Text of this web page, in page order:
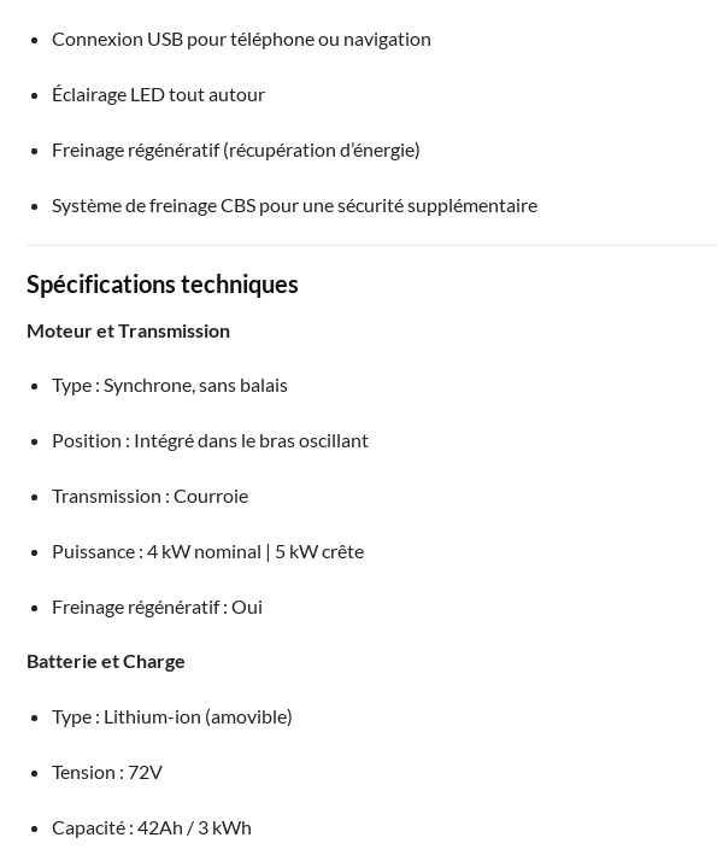
Connexion USB pour téléphone ou navigation
Éclairage LED tout autour
Freinage régénératif (récupération d’énergie)
Système de freinage CBS pour une sécurité supplémentaire
Spécifications techniques
Moteur et Transmission
Type : Synchrone, sans balais
Position : Intégré dans le bras oscillant
Transmission : Courroie
Puissance : 4 kW nominal | 5 kW crête
Freinage régénératif : Oui
Batterie et Charge
Type : Lithium-ion (amovible)
Tension : 72V
Capacité : 42Ah / 3 kWh